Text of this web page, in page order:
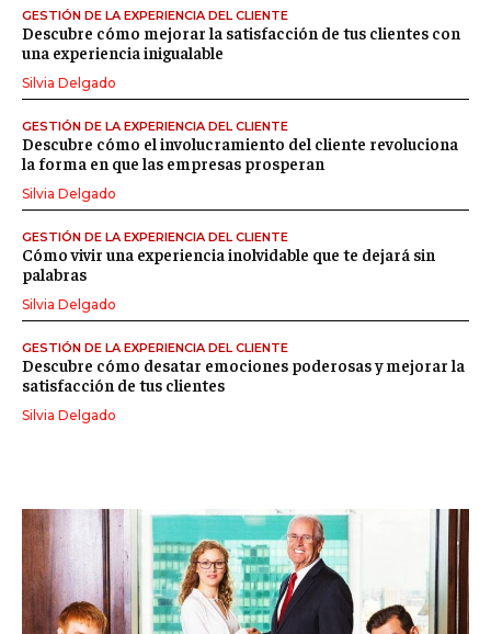
GESTIÓN DE LA EXPERIENCIA DEL CLIENTE
Descubre cómo mejorar la satisfacción de tus clientes con
una experiencia inigualable
Silvia Delgado
GESTIÓN DE LA EXPERIENCIA DEL CLIENTE
Descubre cómo el involucramiento del cliente revoluciona
la forma en que las empresas prosperan
Silvia Delgado
GESTIÓN DE LA EXPERIENCIA DEL CLIENTE
Cómo vivir una experiencia inolvidable que te dejará sin
palabras
Silvia Delgado
GESTIÓN DE LA EXPERIENCIA DEL CLIENTE
Descubre cómo desatar emociones poderosas y mejorar la
satisfacción de tus clientes
Silvia Delgado